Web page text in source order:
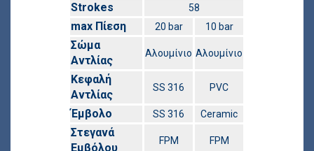
Strokes 58
max Πίεση 20 bar 10 bar
Σώμα
Αντλίας
Αλουμίνιο Αλουμίνιο
Κεφαλή
Αντλίας
SS 316 PVC
Έμβολο SS 316 Ceramic
Στεγανά
Εμβόλου
FPM FPM